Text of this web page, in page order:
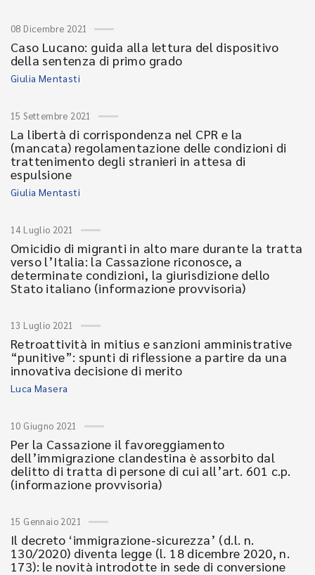
08 Dicembre 2021
Caso Lucano: guida alla lettura del dispositivo
della sentenza di primo grado
Giulia Mentasti
15 Settembre 2021
La libertà di corrispondenza nel CPR e la
(mancata) regolamentazione delle condizioni di
trattenimento degli stranieri in attesa di
espulsione
Giulia Mentasti
14 Luglio 2021
Omicidio di migranti in alto mare durante la tratta
verso l’Italia: la Cassazione riconosce, a
determinate condizioni, la giurisdizione dello
Stato italiano (informazione provvisoria)
13 Luglio 2021
Retroattività in mitius e sanzioni amministrative
“punitive”: spunti di riflessione a partire da una
innovativa decisione di merito
Luca Masera
10 Giugno 2021
Per la Cassazione il favoreggiamento
dell’immigrazione clandestina è assorbito dal
delitto di tratta di persone di cui all’art. 601 c.p.
(informazione provvisoria)
15 Gennaio 2021
Il decreto ‘immigrazione-sicurezza’ (d.l. n.
130/2020) diventa legge (l. 18 dicembre 2020, n.
173): le novità introdotte in sede di conversione